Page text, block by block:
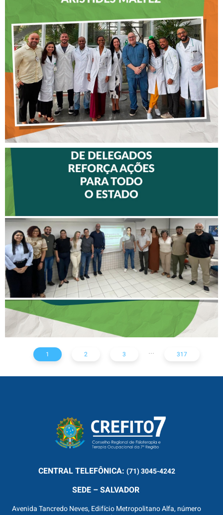
CREFITO-7 LEVA EDUCAÇÃO
CONTINUADA AOS
FISIOTERAPEUTAS DAS UTIs
DO HOSPITAL ARISTIDES
MALTEZ
DELEGADOS REFORÇA
AÇÕES PARA TODO O
ESTADO
1 2 3 ... 317
CENTRALTELEFÔNICA: (71) 3045-4242
SEDE – SALVADOR
Avenida Tancredo Neves, Edifício Metropolitano Alfa, número